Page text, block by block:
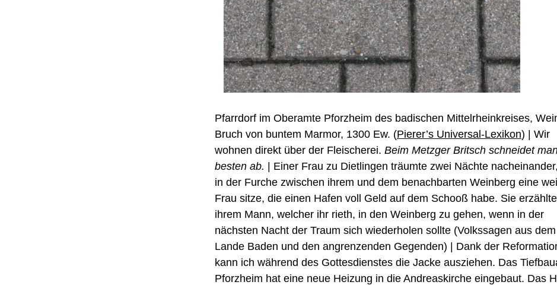
Pfarrdorf im Oberamte Pforzheim des badischen Mittelrheinkreises,
Bruch von buntem Marmor, 1300 Ew. (Pierer’s Universal-Lexikon) | Wir
wohnen direkt über der Fleischerei. Beim Metzger Britsch schneidet
besten ab. | Einer Frau zu Dietlingen träumte zwei Nächte
in der Furche zwischen ihrem und dem benachbarten Weinberg eine
Frau sitze, die einen Hafen voll Geld auf dem Schooß habe. Sie
ihrem Mann, welcher ihr rieth, in den Weinberg zu gehen, wenn in der
nächsten Nacht der Traum sich wiederholen sollte (Volkssagen aus dem
Lande Baden und den angrenzenden Gegenden) | Dank der
kann ich während des Gottesdienstes die Jacke ausziehen. Das
Pforzheim hat eine neue Heizung in die Andreaskirche eingebaut. Das